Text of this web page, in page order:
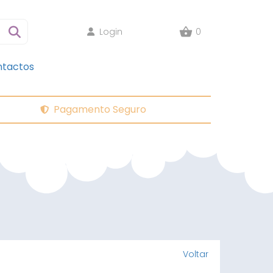
Login 0
Pagamento Seguro
Voltar